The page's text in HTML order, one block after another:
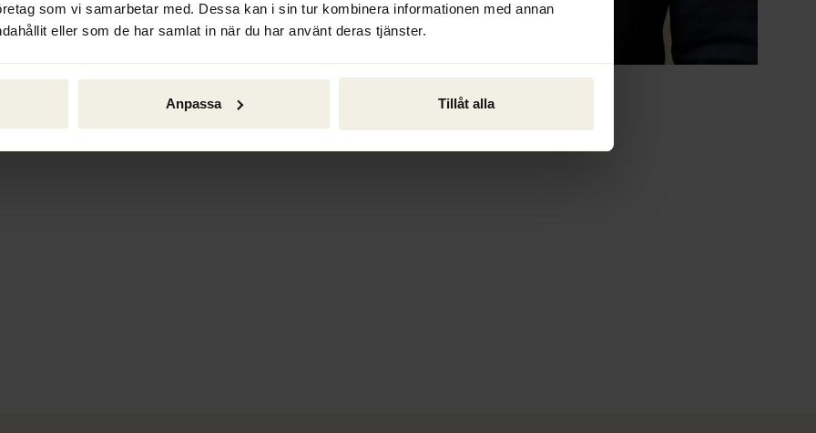
som vi samarbetar med. Dessa kan i sin tur kombinera informationen med annan
eller som de har samlat in när du har använt deras tjänster.
Anpassa Tillåt alla